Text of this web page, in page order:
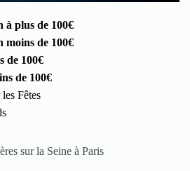
à plus de 100€
moins de 100€
de 100€
de 100€
Fêtes